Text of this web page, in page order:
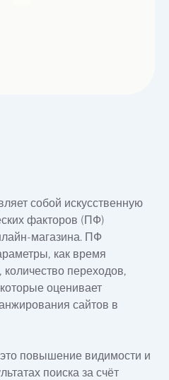
собой искусственную
факторов (ПФ)
магазина. ПФ
как время
переходов,
оценивает
сайтов в
повышение видимости и
поиска за счёт